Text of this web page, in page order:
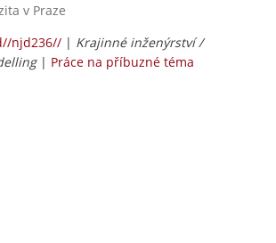
v Praze
njd236// | Krajinné inženýrství /
| Práce na příbuzné téma